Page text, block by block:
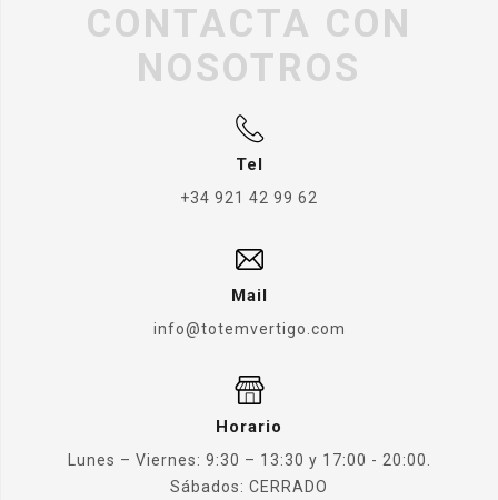
CONTACTA CON
NOSOTROS
Tel
+34 921 42 99 62
Mail
info@totemvertigo.com
Horario
Lunes – Viernes: 9:30 – 13:30 y 17:00 - 20:00.
Sábados: CERRADO